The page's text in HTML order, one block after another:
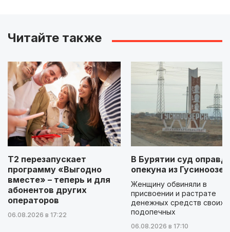
Читайте также
Т2 перезапускает
программу «Выгодно
вместе» – теперь и для
абонентов других
операторов
06.08.2026 в 17:22
В Бурятии суд
опекуна из
Женщину обвиняли в
присвоении и растрате
денежных средств своих
подопечных
06.08.2026 в 17:10